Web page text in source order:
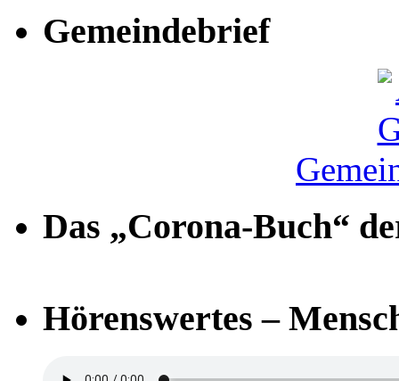
Gemeindebrief
Das „Corona-Buch“
Hörenswertes –